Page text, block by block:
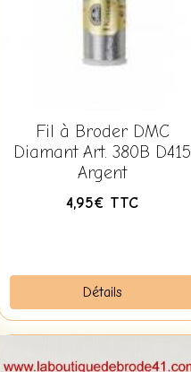
Fil à Broder DMC
Diamant Art. 380B D415
Argent
4,95€ TTC
Détails